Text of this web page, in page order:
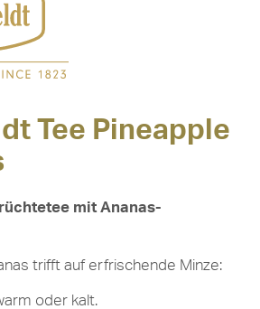
Tee Pineapple
mit Ananas-
trifft auf erfrischende Minze:
oder kalt.